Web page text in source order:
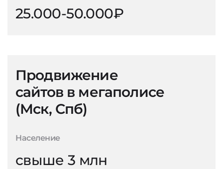
25.000-50.000₽
Продвижение
сайтов в мегаполисе
(Мск, Спб)
Население
свыше 3 млн